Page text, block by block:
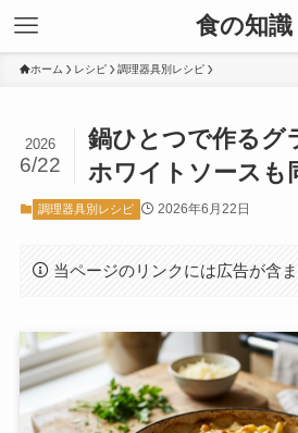
食の知識
ホーム レシピ 調理器具別レシピ
鍋ひとつで作るグ
ホワイトソースも
2026
6/22
調理器具別レシピ 2026年6月22日
当ページのリンクには広告が含ま